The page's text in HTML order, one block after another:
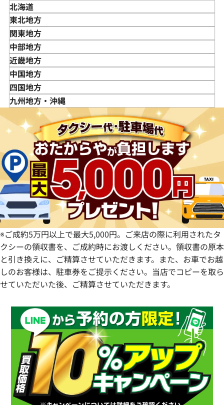
北海道
東北地方
青森県
岩手県
宮城県
秋田県
山形県
福島県
関東地方
東京都
神奈川県
埼玉県
千葉県
茨城県
栃木県
群馬県
中部地方
新潟県
富山県
石川県
山梨県
長野県
岐阜県
静岡県
愛知県
近畿地方
三重県
滋賀県
京都府
兵庫県
奈良県
和歌山県
中国地方
鳥取県
島根県
広島県
山口県
四国地方
徳島県
愛媛県
九州地方・沖縄
佐賀県
長崎県
熊本県
大分県
宮崎県
鹿児島県
※ご成約5万円以上で最大5,000円。ご来店の際に利用されたタ
クシーの領収書を、ご成約時にお渡しください。領収書の原本
と引き換えに、ご精算させていただきます。また、お車でお越
しのお客様は、駐車券をご提示ください。当店でコピーを取ら
せていただいた後、ご精算させていただきます。